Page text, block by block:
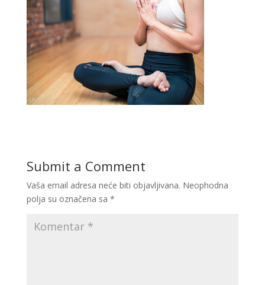
Submit a Comment
Vaša email adresa neće biti objavljivana. Neophodna
polja su označena sa *